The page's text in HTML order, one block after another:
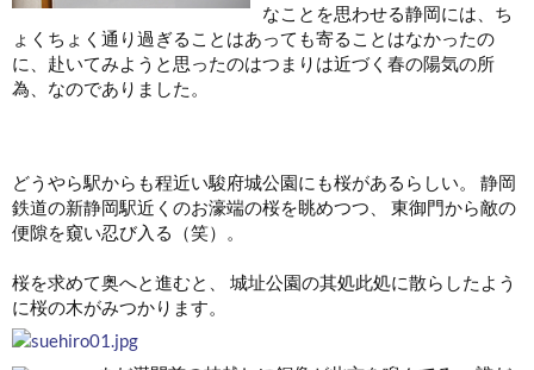
なことを思わせる静岡には、ち
ょくちょく通り過ぎることはあっても寄ることはなかったの
に、赴いてみようと思ったのはつまりは近づく春の陽気の所
為、なのでありました。
どうやら駅からも程近い駿府城公園にも桜があるらしい。 静岡
鉄道の新静岡駅近くのお濠端の桜を眺めつつ、 東御門から敵の
便隙を窺い忍び入る（笑）。
桜を求めて奥へと進むと、 城址公園の其処此処に散らしたよう
に桜の木がみつかります。